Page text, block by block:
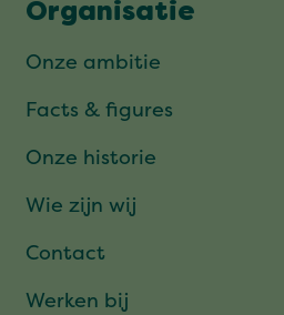
Organisatie
Onze ambitie
Facts & figures
Onze historie
Wie zijn wij
Contact
Werken bij